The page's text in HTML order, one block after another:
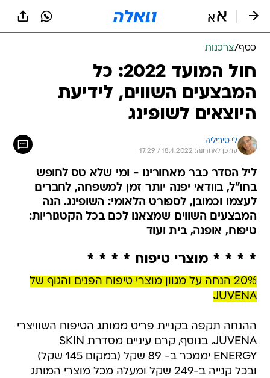
כסף/צרכנות
חול המועד 2022: כל
המבצעים השווים, לידיעת
היוצאים לשופינג
לי סיביליה
עודכן לאחרונה: 18.4.2022 / 17:29
ליל הסדר כבר מאחורינו - ומי שלא טס לחופש
בחו"ל, בוודאי יפנה יותר זמן למשפחה, לחברים
לעצמו וכמובן, לספורט הלאומי: השופינג. הנה
המבצעים השווים שמצאנו לכם בכל הקטגוריות:
טיפוח, אופנה, בית ועוד
* * * * מוצרי טיפוח * * * *
20% הנחה על מגוון מוצרי טיפוח הפנים והגוף של
JUVENA
ההנחה תקפה בקניית פריט ממותג הטיפוח השוויצרי
JUVENA. בנוסף, קרם עיניים מסדרת SKIN
ENERGY יממכר ב- 89 שקל (במקום 145 שקל)
ובכל קנייה ב-249 שקל ומעלה מכל מוצרי המותג